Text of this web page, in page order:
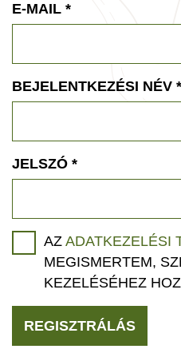
E-MAIL *
BEJELENTKEZÉSI NÉV *
JELSZÓ *
AZ ADATKEZELÉSI
MEGISMERTEM,
KEZELÉSÉHEZ
REGISZTRÁLÁS